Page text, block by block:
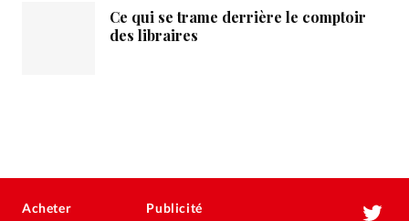
Ce qui se trame derrière le comptoir
des libraires
Acheter Publicité